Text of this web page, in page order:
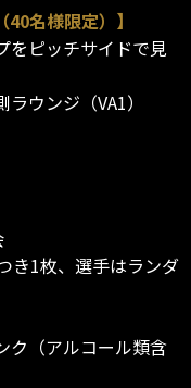
名様限定）】
をピッチサイドで見
ウンジ（VA1）
き1枚、選手はランダ
ク（アルコール類含